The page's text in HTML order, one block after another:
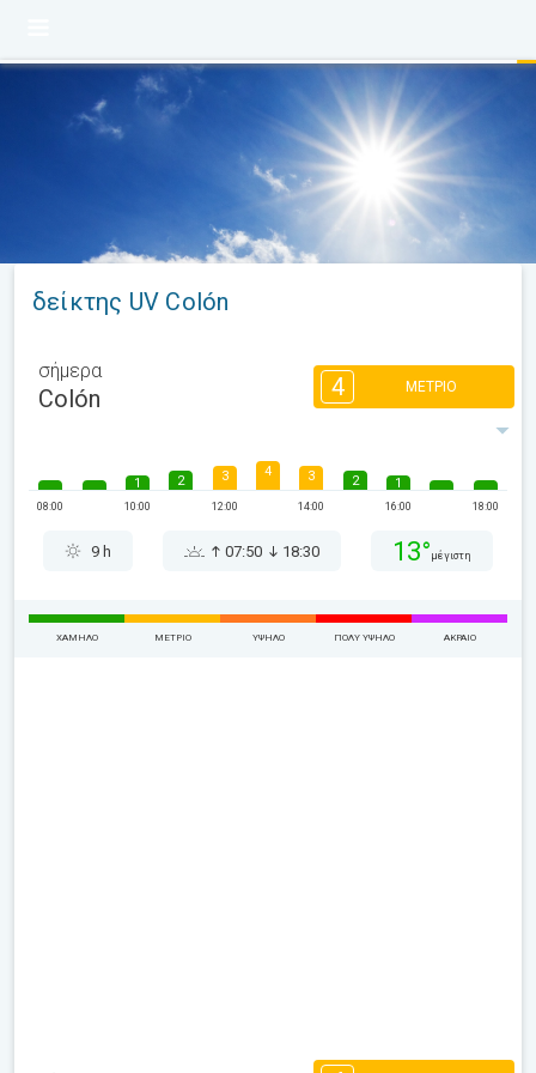
δείκτης UV Colón
σήμερα
Colón 4 ΜΈΤΡΙΟ
08:00
1
10:00
2 3
12:00
4 3
14:00
2 1
16:00 18:00
9 h 07:50 18:30 13° μέγιστη
ΧΑΜΗΛΌ ΜΈΤΡΙΟ ΥΨΗΛΌ ΠΟΛΎ ΥΨΗΛΌ ΑΚΡΑΊΟ